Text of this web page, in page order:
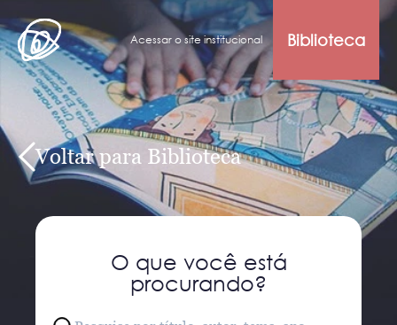
Acessar o site institucional Biblioteca
Voltar para Biblioteca
O que você está
procurando?